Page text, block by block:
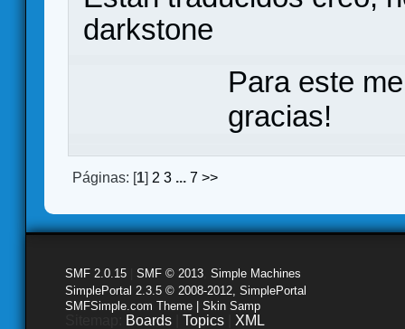
darkstone
Para este
gracias!
Páginas: [1] 2 3 ... 7 >>
SMF 2.0.15 SMF © 2013 Simple Machines
SimplePortal 2.3.5 © 2008-2012, SimplePortal
SMFSimple.com Theme | Skin Samp
Boards Topics XML